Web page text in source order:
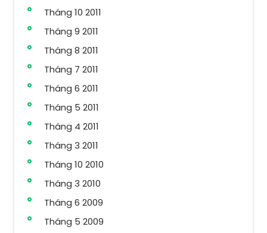
Tháng 10 2011
Tháng 9 2011
Tháng 8 2011
Tháng 7 2011
Tháng 6 2011
Tháng 5 2011
Tháng 4 2011
Tháng 3 2011
Tháng 10 2010
Tháng 3 2010
Tháng 6 2009
Tháng 5 2009